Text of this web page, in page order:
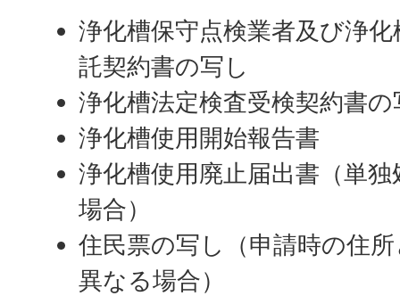
浄化槽保守点検業者及び浄
託契約書の写し
浄化槽法定検査受検契約書の
浄化槽使用開始報告書
浄化槽使用廃止届出書（単
場合）
住民票の写し（申請時の住
異なる場合）